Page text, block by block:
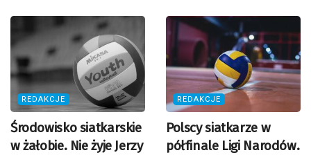
REDAKCJE
Środowisko siatkarskie
w żałobie. Nie żyje Jerzy
REDAKCJE
Polscy siatkarze w
półfinale Ligi Narodów.